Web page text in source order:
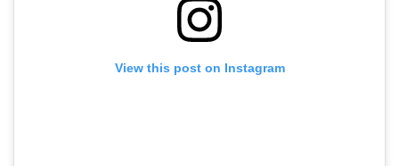
View this post on Instagram